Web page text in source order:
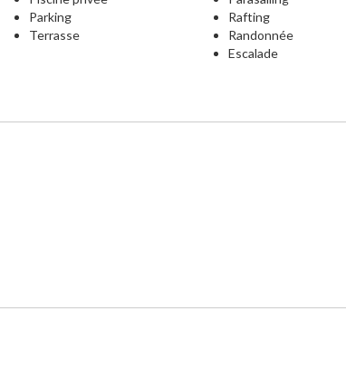
Parking
Terrasse
Rafting
Randonnée
Escalade